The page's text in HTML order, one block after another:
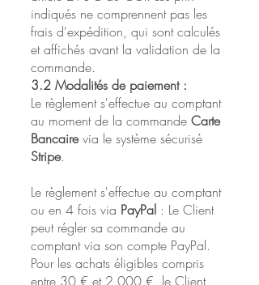
indiqués ne comprennent pas les
frais d'expédition, qui sont calculés
et affichés avant la validation de la
commande.
3.2 Modalités de paiement :
Le règlement s'effectue au comptant
au moment de la commande Carte
Bancairevia le système sécurisé
Stripe.
Le règlement s'effectue au comptant
ou en 4 fois via PayPal : Le Client
peut régler sa commande au
comptant via son compte PayPal.
Pour les achats éligibles compris
entre 30 € et 2 000 €, le Client